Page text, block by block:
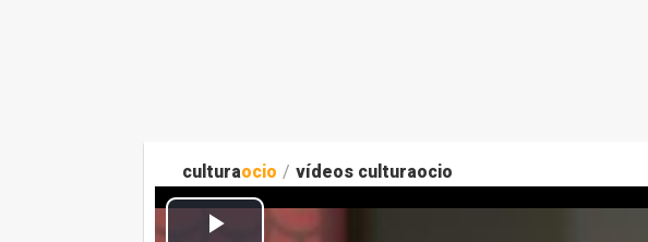
culturaocio / vídeos culturaocio